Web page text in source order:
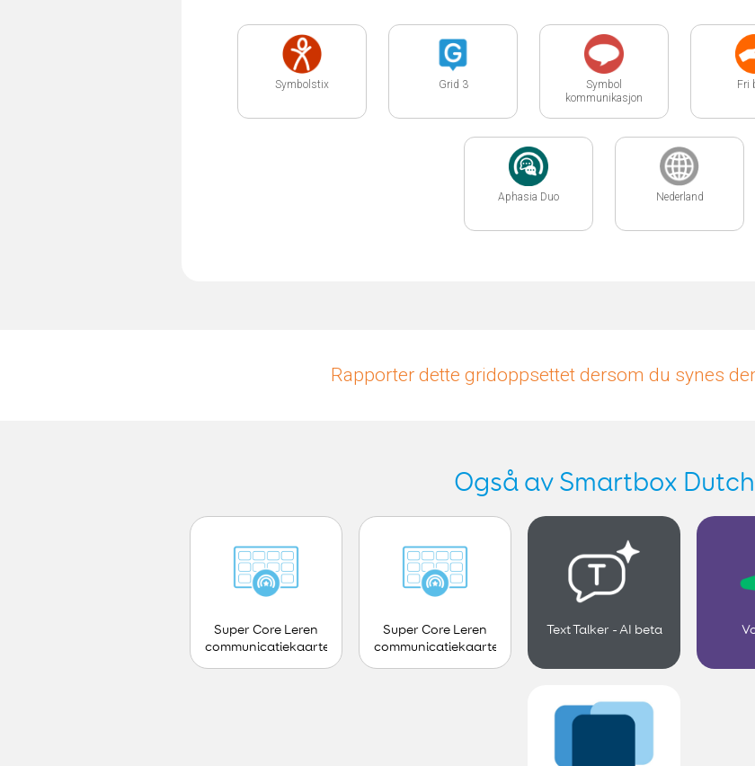
Symbolstix Grid 3
Symbol
kommunikasjon
Fri
Aphasia Duo Nederland
Rapporter dette gridoppsettet dersom du synes
Også av Smartbox Dutch
Super Core Leren
communicatiekaarten
Super Core Leren
communicatiekaarten
Text Talker - AI beta